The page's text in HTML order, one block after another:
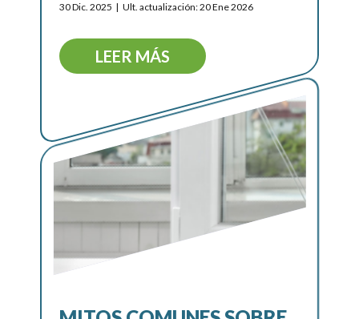
30 Dic. 2025 Ult. actualización: 20 Ene 2026
LEER MÁS